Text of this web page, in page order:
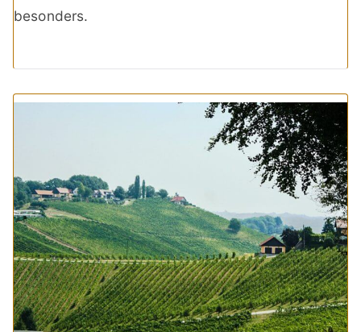
besonders.